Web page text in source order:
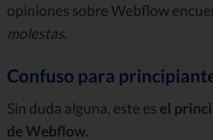
opiniones sobre Webflow
molestas.
Confuso para
Sin duda alguna, este es el
de Webflow.